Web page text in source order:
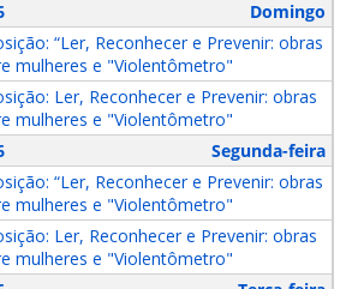
Domingo
“Ler, Reconhecer e Prevenir: obras
mulheres e "Violentômetro"
Ler, Reconhecer e Prevenir: obras
mulheres e "Violentômetro"
Segunda-feira
“Ler, Reconhecer e Prevenir: obras
mulheres e "Violentômetro"
Ler, Reconhecer e Prevenir: obras
mulheres e "Violentômetro"